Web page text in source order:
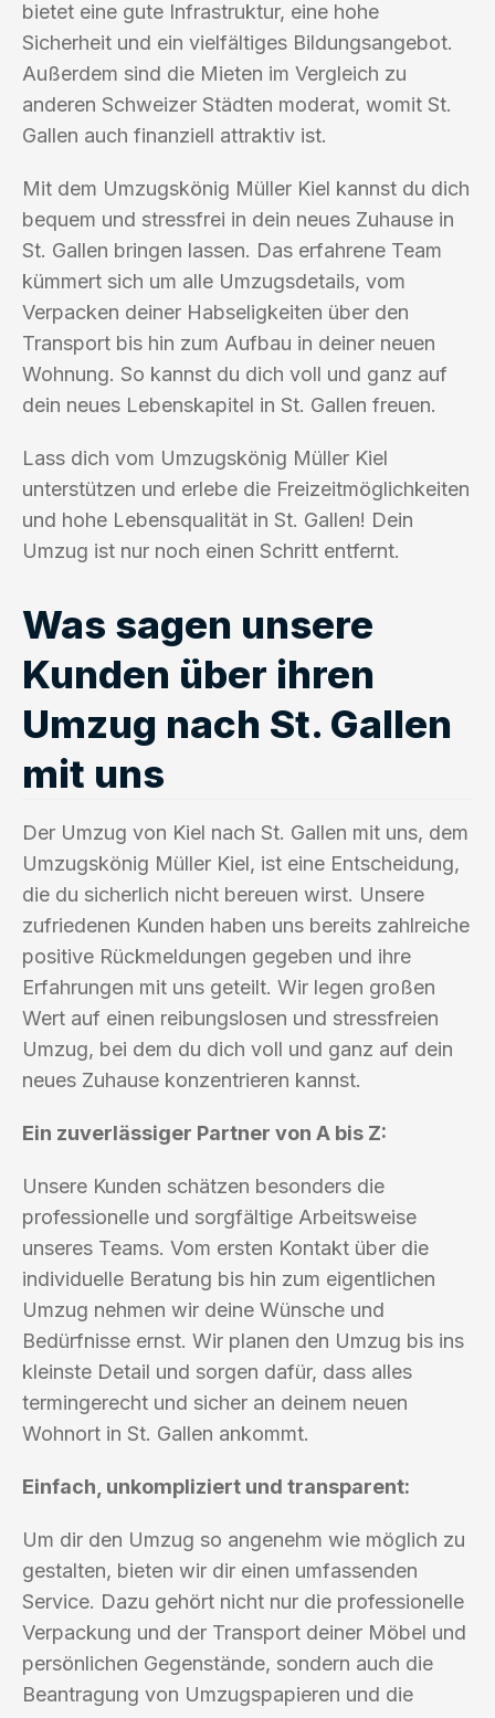
bietet eine gute Infrastruktur, eine hohe
Sicherheit und ein vielfältiges Bildungsangebot.
Außerdem sind die Mieten im Vergleich zu
anderen Schweizer Städten moderat, womit St.
Gallen auch finanziell attraktiv ist.
Mit dem Umzugskönig Müller Kiel kannst du dich
bequem und stressfrei in dein neues Zuhause in
St. Gallen bringen lassen. Das erfahrene Team
kümmert sich um alle Umzugsdetails, vom
Verpacken deiner Habseligkeiten über den
Transport bis hin zum Aufbau in deiner neuen
Wohnung. So kannst du dich voll und ganz auf
dein neues Lebenskapitel in St. Gallen freuen.
Lass dich vom Umzugskönig Müller Kiel
unterstützen und erlebe die Freizeitmöglichkeiten
und hohe Lebensqualität in St. Gallen! Dein
Umzug ist nur noch einen Schritt entfernt.
Was sagen unsere
Kunden über ihren
Umzug nach St. Gallen
mit uns
Der Umzug von Kiel nach St. Gallen mit uns, dem
Umzugskönig Müller Kiel, ist eine Entscheidung,
die du sicherlich nicht bereuen wirst. Unsere
zufriedenen Kunden haben uns bereits zahlreiche
positive Rückmeldungen gegeben und ihre
Erfahrungen mit uns geteilt. Wir legen großen
Wert auf einen reibungslosen und stressfreien
Umzug, bei dem du dich voll und ganz auf dein
neues Zuhause konzentrieren kannst.
Ein zuverlässiger Partner von A bis Z:
Unsere Kunden schätzen besonders die
professionelle und sorgfältige Arbeitsweise
unseres Teams. Vom ersten Kontakt über die
individuelle Beratung bis hin zum eigentlichen
Umzug nehmen wir deine Wünsche und
Bedürfnisse ernst. Wir planen den Umzug bis ins
kleinste Detail und sorgen dafür, dass alles
termingerecht und sicher an deinem neuen
Wohnort in St. Gallen ankommt.
Einfach, unkompliziert und transparent:
Um dir den Umzug so angenehm wie möglich zu
gestalten, bieten wir dir einen umfassenden
Service. Dazu gehört nicht nur die professionelle
Verpackung und der Transport deiner Möbel und
persönlichen Gegenstände, sondern auch die
Beantragung von Umzugspapieren und die